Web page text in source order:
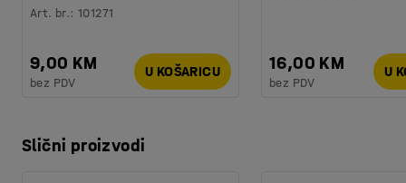
Art. br.:101271
9,00 KM
bez PDV
U KOŠARICU 16,00 KM
bez PDV
U
Slični proizvodi